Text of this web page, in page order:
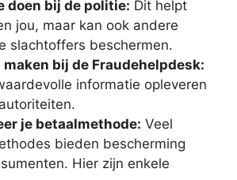
doen bij de politie: Dit helpt
jou, maar kan ook andere
slachtoffers beschermen.
bij de Fraudehelpdesk:
informatie opleveren
je betaalmethode: Veel
bieden bescherming
Hier zijn enkele